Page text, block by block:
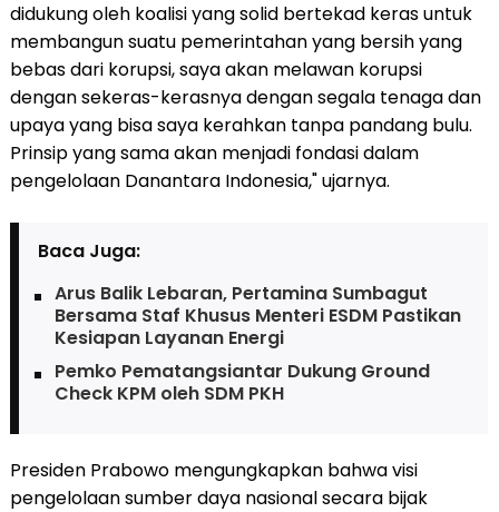
didukung oleh koalisi yang solid bertekad keras untuk
membangun suatu pemerintahan yang bersih yang
bebas dari korupsi, saya akan melawan korupsi
dengan sekeras-kerasnya dengan segala tenaga dan
upaya yang bisa saya kerahkan tanpa pandang bulu.
Prinsip yang sama akan menjadi fondasi dalam
pengelolaan Danantara Indonesia," ujarnya.
Baca Juga:
Arus Balik Lebaran, Pertamina Sumbagut
Bersama Staf Khusus Menteri ESDM Pastikan
Kesiapan Layanan Energi
Pemko Pematangsiantar Dukung Ground
Check KPM oleh SDM PKH
Presiden Prabowo mengungkapkan bahwa visi
pengelolaan sumber daya nasional secara bijak